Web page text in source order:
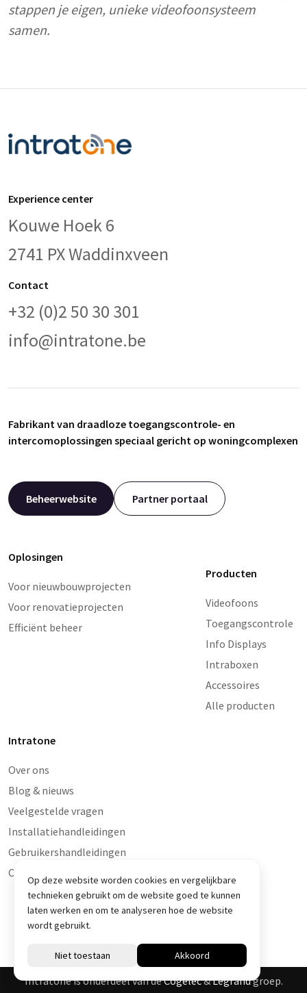
stappen je eigen, unieke videofoonsysteem
samen.
Experience center
Kouwe Hoek 6
2741 PX Waddinxveen
Contact
+32 (0)2 50 30 301
info@intratone.be
Fabrikant van draadloze toegangscontrole- en
intercomoplossingen speciaal gericht op woningcomplexen
Beheerwebsite Partner portaal
Oplosingen
Voor nieuwbouwprojecten
Voor renovatieprojecten
Efficiënt beheer
Producten
Videofoons
Toegangscontrole
Info Displays
Intraboxen
Accessoires
Alle producten
Intratone
Over ons
Blog & nieuws
Veelgestelde vragen
Installatiehandleidingen
Gebruikershandleidingen
Contact en storingen
© Intratone 2026
Intratone is onderdeel van deCogelec&Legrandgroep.
Op deze website worden cookies en vergelijkbare
technieken gebruikt om de website goed te kunnen
laten werken en om te analyseren hoe de website
wordt gebruikt.